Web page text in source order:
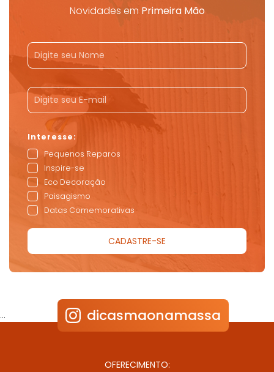
Novidades em Primeira Mão
Pequenos Reparos
Inspire-se
Eco Decoração
Paisagismo
Datas Comemorativas
… dicasmaonamassa
OFERECIMENTO: